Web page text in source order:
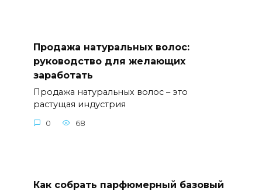
Продажа натуральных волос:
руководство для желающих
заработать
Продажа натуральных волос – это
растущая индустрия
0 68
Как собрать парфюмерный базовый